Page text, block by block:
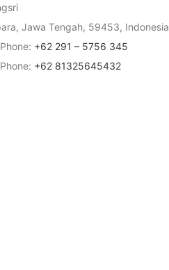
Jawa Tengah, 59453, Indonesia
Phone: +62 291 – 5756 345
Phone: +62 81325645432